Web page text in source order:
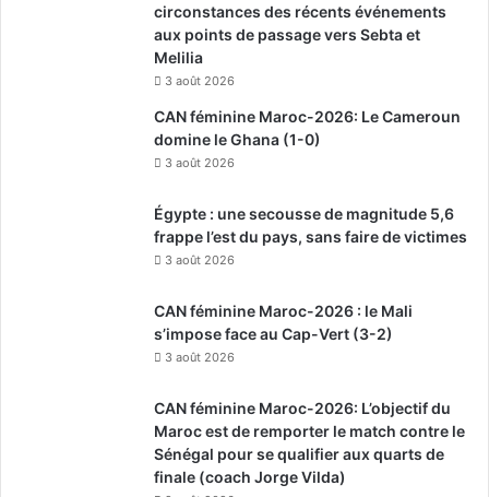
circonstances des récents événements
aux points de passage vers Sebta et
Melilia
3 août 2026
CAN féminine Maroc-2026: Le Cameroun
domine le Ghana (1-0)
3 août 2026
Égypte : une secousse de magnitude 5,6
frappe l’est du pays, sans faire de victimes
3 août 2026
CAN féminine Maroc-2026 : le Mali
s’impose face au Cap-Vert (3-2)
3 août 2026
CAN féminine Maroc-2026: L’objectif du
Maroc est de remporter le match contre le
Sénégal pour se qualifier aux quarts de
finale (coach Jorge Vilda)